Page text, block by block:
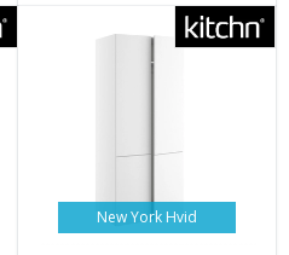
New York Hvid